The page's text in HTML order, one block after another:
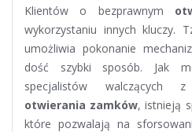
Klientów o bezprawnym
wykorzystaniu innych kluczy.
umożliwia pokonanie
dość szybki sposób. Jak
specjalistów walczących
otwierania zamków, istnieją
które pozwalają na